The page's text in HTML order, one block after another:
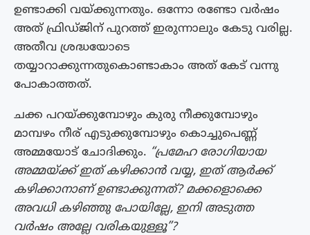
ഉണ്ടാക്കി വയ്ക്കുന്നതും. ഒന്നോ രണ്ടോ വർഷം
അത് ഫ്രിഡ്ജിന് പുറത്ത് ഇരുന്നാലും കേടു വരില്ല.
അതീവ ശ്രദ്ധയോടെ
തയ്യാറാക്കുന്നതുകൊണ്ടാകാം അത് കേട് വന്നു
പോകാത്തത്.
ചക്ക പറയ്ക്കുമ്പോഴും കുരു നീക്കുമ്പോഴും
മാമ്പഴം നീര് എടുക്കുമ്പോഴും കൊച്ചുപെണ്ണ്
അമ്മയോട് ചോദിക്കും. “പ്രമേഹ രോഗിയായ
അമ്മയ്ക്ക് ഇത് കഴിക്കാൻ വയ്യ, ഇത് ആർക്ക്
കഴിക്കാനാണ് ഉണ്ടാക്കുന്നത്? മക്കളൊക്കെ
അവധി കഴിഞ്ഞു പോയില്ലേ, ഇനി അടുത്ത
വർഷം അല്ലേ വരികയുള്ളൂ”?